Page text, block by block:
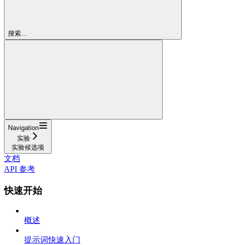
搜索...
Navigation
实验
实验候选项
文档
API 参考
快速开始
概述
提示词快速入门